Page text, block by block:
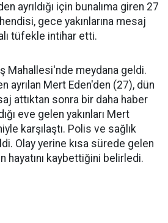
ayrıldığı için bunalıma giren 27
gece yakınlarına mesaj
tüfekle intihar etti.
Mahallesi'nde meydana geldi.
ayrılan Mert Eden'den (27), dün
attıktan sonra bir daha haber
eve gelen yakınları Mert
karşılaştı. Polis ve sağlık
Olay yerine kısa sürede gelen
hayatını kaybettiğini belirledi.